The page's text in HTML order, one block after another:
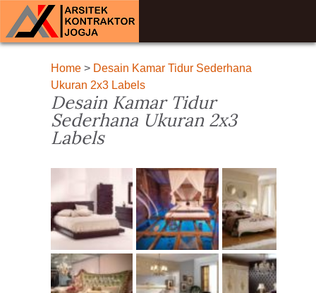
Home> Desain Kamar Tidur Sederhana
Ukuran 2x3 Labels
Desain Kamar Tidur
Sederhana Ukuran 2x3
Labels